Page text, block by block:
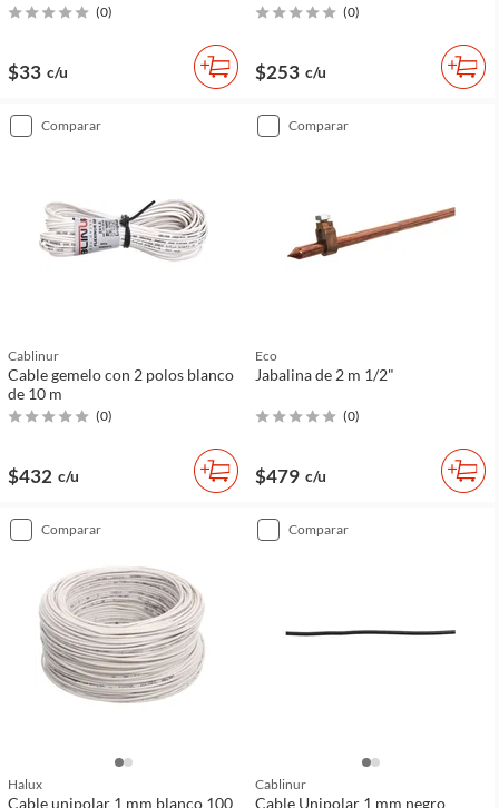
(0)
$33 c/u
(0)
$253 c/u
comparar
Cablinur
Cable gemelo con 2 polos blanco
de 10 m
(0)
$432 c/u
comparar
Eco
Jabalina de 2 m 1/2"
(0)
$479 c/u
comparar
Halux
Cable unipolar 1 mm blanco 100
comparar
Cablinur
Cable Unipolar 1 mm negro